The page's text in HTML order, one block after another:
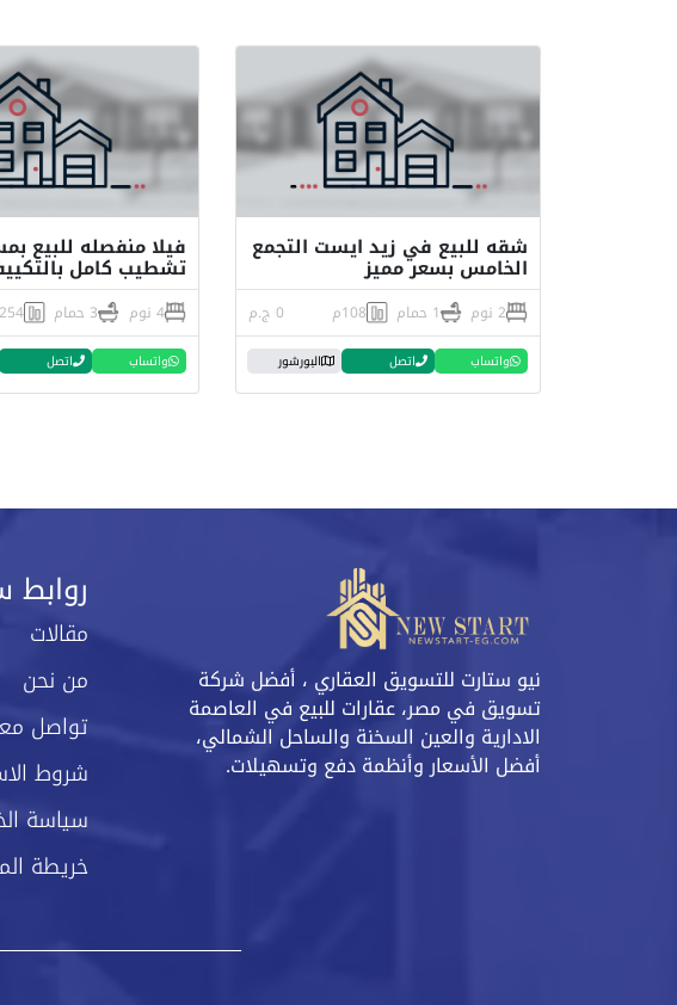
شقه للبيع في زيد ايست التجمع
الخامس بسعر مميز
2 نوم 1 حمام 108م 0 ج.م
واتساب اتصل البورشور
تشطيب كامل
4 نوم 3 حمام 254م
واتساب اتصل
نيو ستارت للتسويق العقاري ، أفضل شركة
تسويق في مصر، عقارات للبيع في العاصمة
الادارية والعين السخنة والساحل الشمالي،
أفضل الأسعار وأنظمة دفع وتسهيلات.
روابط
مقالات
من نحن
تواصل
شروط
سياسة
خريطة